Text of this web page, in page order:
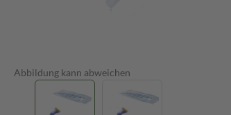
Abbildung kann abweichen